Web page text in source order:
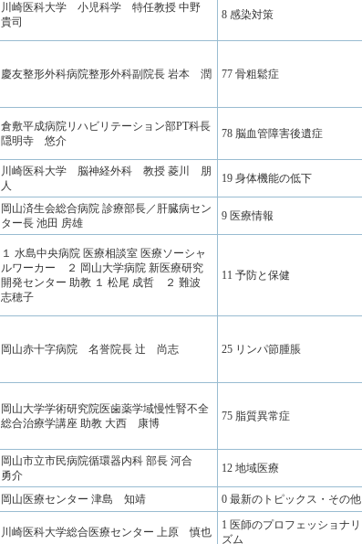
川崎医科大学 小児科学 特任教授 中野
貴司
8 感染対策
慶友整形外科病院整形外科副院長 岩本 潤 77 骨粗鬆症
倉敷平成病院リハビリテーション部PT科長
隠明寺 悠介
78 脳血管障害後遺症
川崎医科大学 脳神経外科 教授 菱川 朋
人
19 身体機能の低下
岡山済生会総合病院 診療部長／肝臓病セン
ター長 池田 房雄
9 医療情報
１ 水島中央病院 医療相談室 医療ソーシャ
ルワーカー ２ 岡山大学病院 新医療研究
開発センター 助教 １ 松尾 成哲 ２ 難波
志穂子
11 予防と保健
岡山赤十字病院 名誉院長 辻 尚志 25 リンパ節腫脹
岡山大学学術研究院医歯薬学域慢性腎不全
総合治療学講座 助教 大西 康博
75 脂質異常症
岡山市立市民病院循環器内科 部長 河合
勇介
12 地域医療
岡山医療センター 津島 知靖 0 最新のトピックス・その他
川崎医科大学総合医療センター 上原 慎也
1 医師のプロフェッショナリ
ズム